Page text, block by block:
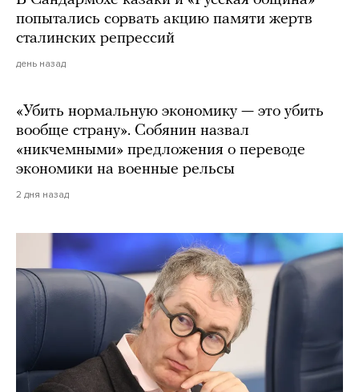
попытались сорвать акцию памяти жертв
сталинских репрессий
день назад
«Убить нормальную экономику — это убить
вообще страну». Собянин назвал
«никчемными» предложения о переводе
экономики на военные рельсы
2 дня назад